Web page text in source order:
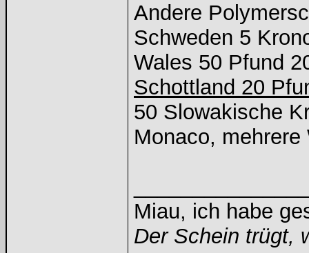
Andere
Schweden 5
Wales 50 Pfund
Schottland 20
50 Slowakische
Monaco, mehrere
Miau, ich habe
Der Schein trügt,